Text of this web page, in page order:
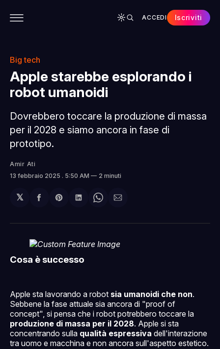
ACCEDI Iscriviti
Big tech
Apple starebbe esplorando i
robot umanoidi
Dovrebbero toccare la produzione di massa
per il 2028 e siamo ancora in fase di
prototipo.
Amir Ati
13 febbraio 2025 . 5:50 AM 2 minuti
𝕏
Condividi
Facebook
Share
Pinterest
Condividi
LinkedIn
Share
WhatsApp
Condividi
email
Cosa è successo
Apple sta lavorando a robot sia umanoidi che non.
Sebbene la fase attuale sia ancora di "proof of
concept", si pensa che i robot potrebbero toccare la
produzione di massa per il 2028. Apple si sta
concentrando sulla qualità espressiva dell'interazione
tra uomo e macchina e non ancora sull'aspetto estetico.